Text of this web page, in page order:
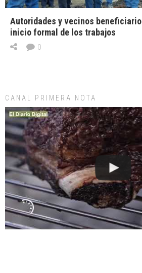
Autoridades y vecinos
inicio formal de los trabajos
0
CANAL PRIMERA NOTA